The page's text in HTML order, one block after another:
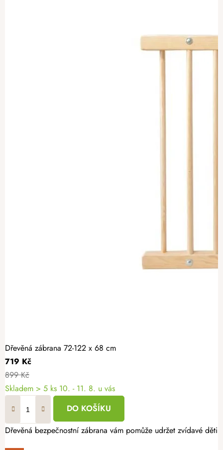
Dřevěná zábrana 72-122 x 68 cm
719 Kč
899 Kč
Skladem > 5 ks 10. - 11. 8. u vás
DO KOŠÍKU
Dřevěná bezpečnostní zábrana vám pomůže udržet zvídavé